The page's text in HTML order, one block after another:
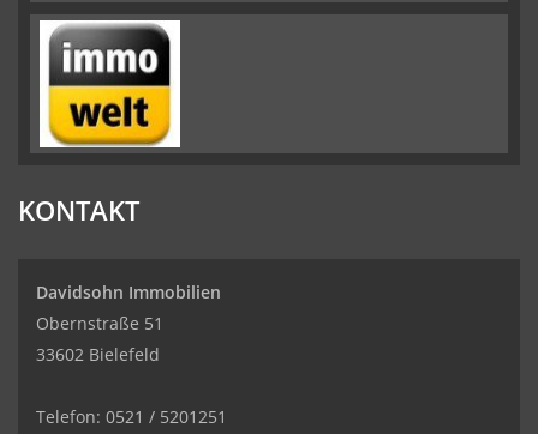
KONTAKT
Davidsohn Immobilien
Obernstraße 51
33602 Bielefeld
Telefon: 0521 / 5201251